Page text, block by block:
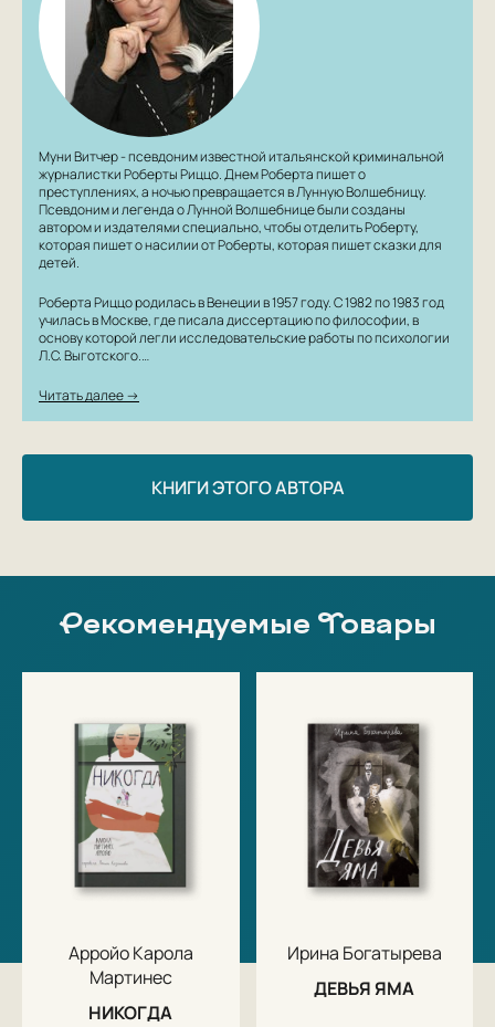
Муни Витчер - псевдоним известной итальянской криминальной
журналистки Роберты Риццо. Днем Роберта пишет о
преступлениях, а ночью превращается в Лунную Волшебницу.
Псевдоним и легенда о Лунной Волшебнице были созданы
автором и издателями специально, чтобы отделить Роберту,
которая пишет о насилии от Роберты, которая пишет сказки для
детей.
Роберта Риццо родилась в Венеции в 1957 году. С 1982 по 1983 год
училась в Москве, где писала диссертацию по философии, в
основу которой легли исследовательские работы по психологии
Л.С. Выготского.…
Читать далее →
КНИГИ ЭТОГО АВТОРА
Рекомендуемые Товары
Арройо Карола
Мартинес
НИКОГДА
Ирина Богатырева
ДЕВЬЯ ЯМА